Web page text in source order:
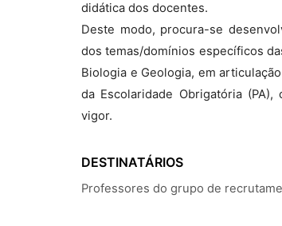
didática dos docentes.
Deste modo, procura-se
dos temas/domínios específicos
Biologia e Geologia, em
da Escolaridade Obrigatória
vigor.
DESTINATÁRIOS
Professores do grupo de